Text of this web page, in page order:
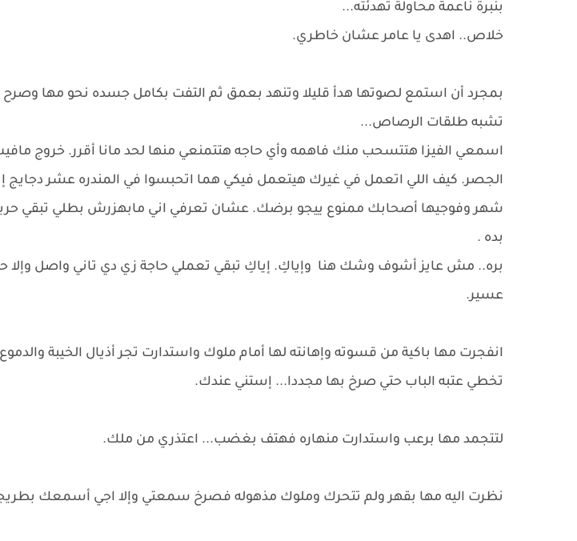
بنبرة ناعمة محاولة تهدئته...
خلاص.. اهدى يا عامر عشان خاطري.
بمجرد أن استمع لصوتها هدأ قليلا وتنهد بعمق ثم التفت بكامل جسده نحو مها
تشبه طلقات الرصاص...
اسمعي الفيزا هتتسحب منك فاهمه وأي حاجه هتتمنعي منها لحد مانا أقرر. خروج
الجصر. كيف اللي اتعمل في غيرك هيتعمل فيكي هما اتحبسوا في المندره عشر
شهر وفوجيها أصحابك ممنوع ييجو برضك. عشان تعرفي اني مابهزرش بطلي تبقي
بده .
بره.. مش عايز أشوف وشك هنا وإياكِ. إياكِ تبقي تعملي حاجة زي دي تاني واصل وإلا
عسير.
انفجرت مها باكية من قسوته وإهانته لها أمام ملوك واستدارت تجر أذيال الخيبة
تخطي عتبه الباب حتي صرخ بها مجددا... إستني عندك.
لتتجمد مها برعب واستدارت منهاره فهتف بغضب... اعتذري من ملك.
نظرت اليه مها بقهر ولم تتحرك وملوك مذهوله فصرخ سمعتي وإلا اجي أسمعك